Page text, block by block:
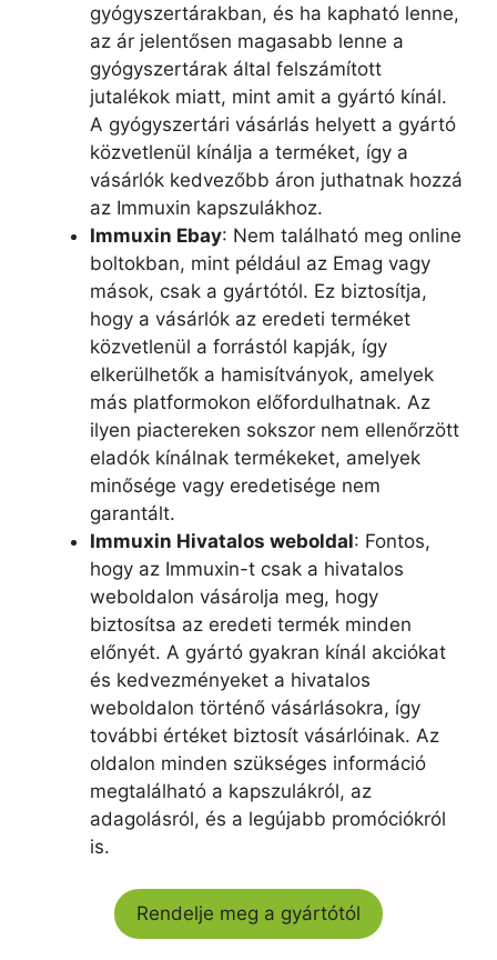
gyógyszertárakban, és ha kapható lenne,
az ár jelentősen magasabb lenne a
gyógyszertárak által felszámított
jutalékok miatt, mint amit a gyártó kínál.
A gyógyszertári vásárlás helyett a gyártó
közvetlenül kínálja a terméket, így a
vásárlók kedvezőbb áron juthatnak hozzá
az Immuxin kapszulákhoz.
Immuxin Ebay: Nem található meg online
boltokban, mint például az Emag vagy
mások, csak a gyártótól. Ez biztosítja,
hogy a vásárlók az eredeti terméket
közvetlenül a forrástól kapják, így
elkerülhetők a hamisítványok, amelyek
más platformokon előfordulhatnak. Az
ilyen piactereken sokszor nem ellenőrzött
eladók kínálnak termékeket, amelyek
minősége vagy eredetisége nem
garantált.
Immuxin Hivatalos weboldal: Fontos,
hogy az Immuxin-t csak a hivatalos
weboldalon vásárolja meg, hogy
biztosítsa az eredeti termék minden
előnyét. A gyártó gyakran kínál akciókat
és kedvezményeket a hivatalos
weboldalon történő vásárlásokra, így
további értéket biztosít vásárlóinak. Az
oldalon minden szükséges információ
megtalálható a kapszulákról, az
adagolásról, és a legújabb promóciókról
is.
Rendelje meg a gyártótól